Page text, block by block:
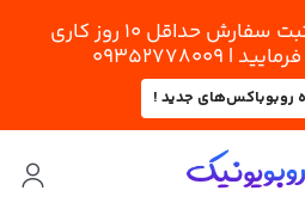
همکاران عزیز لطفا جهت ثبت سفارش حداقل 10 روز کاری
روبوباکس‌های جدید !